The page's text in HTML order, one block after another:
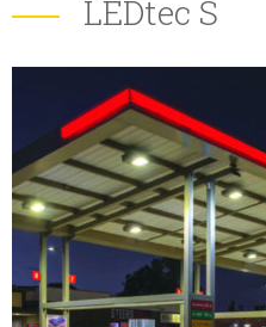
LEDtec S